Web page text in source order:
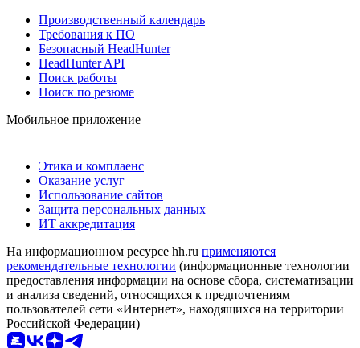
Производственный календарь
Требования к ПО
Безопасный HeadHunter
HeadHunter API
Поиск работы
Поиск по резюме
Мобильное приложение
Этика и комплаенс
Оказание услуг
Использование сайтов
Защита персональных данных
ИТ аккредитация
На информационном ресурсе hh.ru применяются
рекомендательные технологии (информационные технологии
предоставления информации на основе сбора, систематизации
и анализа сведений, относящихся к предпочтениям
пользователей сети «Интернет», находящихся на территории
Российской Федерации)